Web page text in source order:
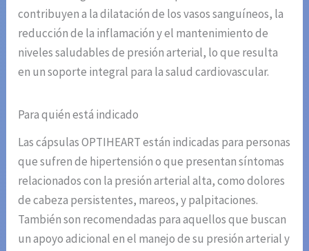
contribuyen a la dilatación de los vasos sanguíneos, la
reducción de la inflamación y el mantenimiento de
niveles saludables de presión arterial, lo que resulta
en un soporte integral para la salud cardiovascular.
Para quién está indicado
Las cápsulas OPTIHEART están indicadas para personas
que sufren de hipertensión o que presentan síntomas
relacionados con la presión arterial alta, como dolores
de cabeza persistentes, mareos, y palpitaciones.
También son recomendadas para aquellos que buscan
un apoyo adicional en el manejo de su presión arterial y